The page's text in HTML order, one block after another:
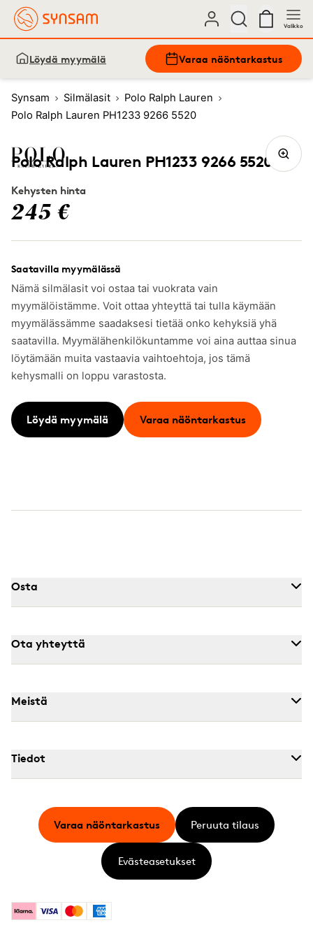
Valikko
Löydä myymälä Varaa näöntarkastus
Synsam Silmälasit
Polo Ralph Lauren
Polo Ralph Lauren PH1233 9266 5520
Polo Ralph Lauren PH1233 9266 5520
Kehysten hinta
245 €
Saatavilla myymälässä
Nämä silmälasit voi ostaa tai vuokrata vain
myymälöistämme. Voit ottaa yhteyttä tai tulla käymään
myymälässämme saadaksesi tietää onko kehyksiä yhä
saatavilla. Myymälähenkilökuntamme voi aina auttaa sinua
löytämään muita vastaavia vaihtoehtoja, jos tämä
kehysmalli on loppu varastosta.
Löydä myymälä Varaa näöntarkastus
Osta
Ota yhteyttä
Meistä
Tiedot
KlarnaVisa MastercardAmerican Express
Varaa näöntarkastus Peruuta tilaus
Evästeasetukset